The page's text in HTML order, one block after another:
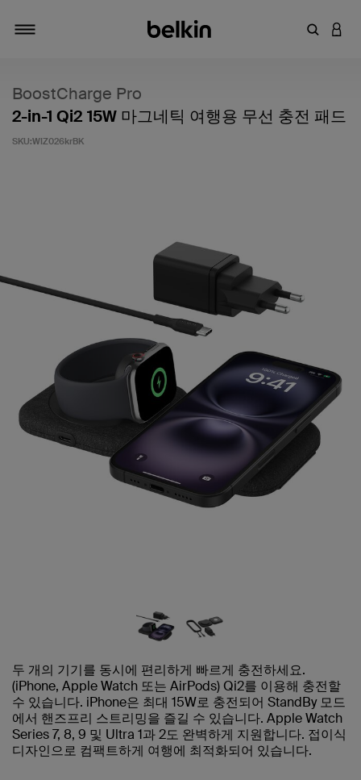
키워드
BoostCharge Pro
2-in-1 Qi2 15W 마그네틱 여행용 무선 충전 패드
SKU:WIZ026krBK
두 개의 기기를 동시에 편리하게 빠르게 충전하세요.
(iPhone, Apple Watch 또는 AirPods) Qi2를 이용해 충전할
수 있습니다. iPhone은 최대 15W로 충전되어 StandBy 모드
에서 핸즈프리 스트리밍을 즐길 수 있습니다. Apple Watch
Series 7, 8, 9 및 Ultra 1과 2도 완벽하게 지원합니다. 접이식
디자인으로 컴팩트하게 여행에 최적화되어 있습니다.